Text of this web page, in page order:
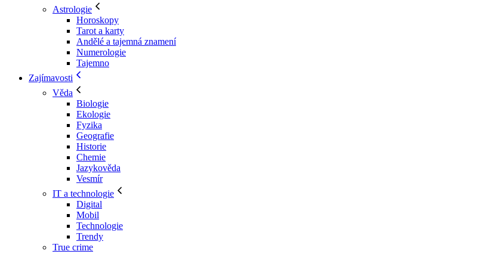
Astrologie
Horoskopy
Tarot a karty
Andělé a tajemná znamení
Numerologie
Tajemno
Zajímavosti
Věda
Biologie
Ekologie
Fyzika
Geografie
Historie
Chemie
Jazykověda
Vesmír
IT a technologie
Digital
Mobil
Technologie
Trendy
True crime